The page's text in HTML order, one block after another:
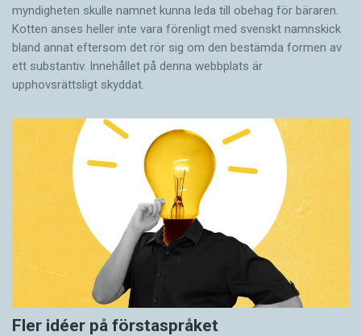
myndigheten skulle namnet kunna leda till obehag för bäraren.
Kotten anses heller inte vara förenligt med svenskt namnskick
bland annat eftersom det rör sig om den bestämda formen av
ett substantiv. Innehållet på denna webbplats är
upphovsrättsligt skyddat.
Fler idéer på förstaspråket